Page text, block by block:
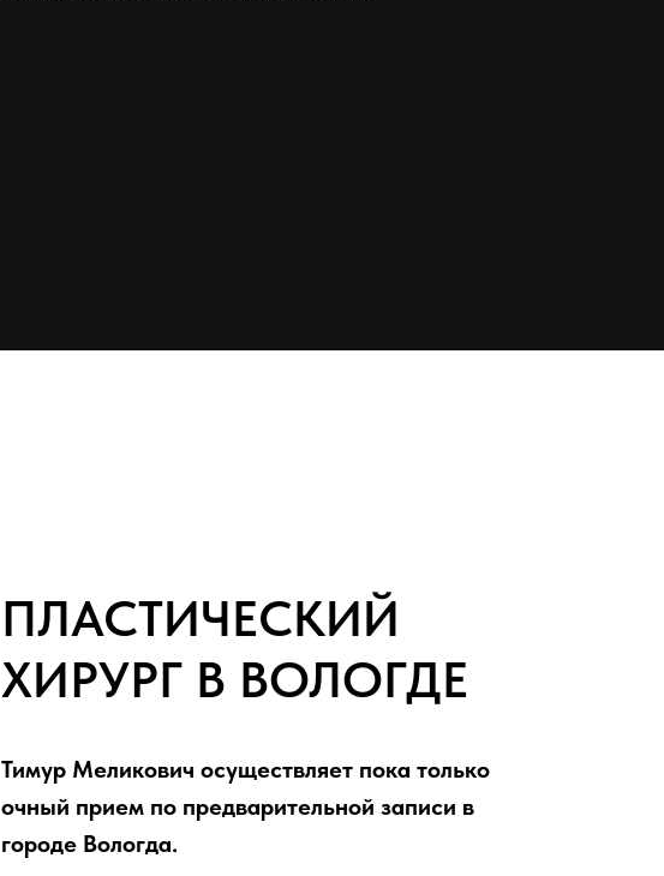
ПЛАСТИЧЕСКИЙ
ХИРУРГ В ВОЛОГДЕ
Тимур Меликович осуществляет пока только
очный прием по предварительной записи в
городе Вологда.